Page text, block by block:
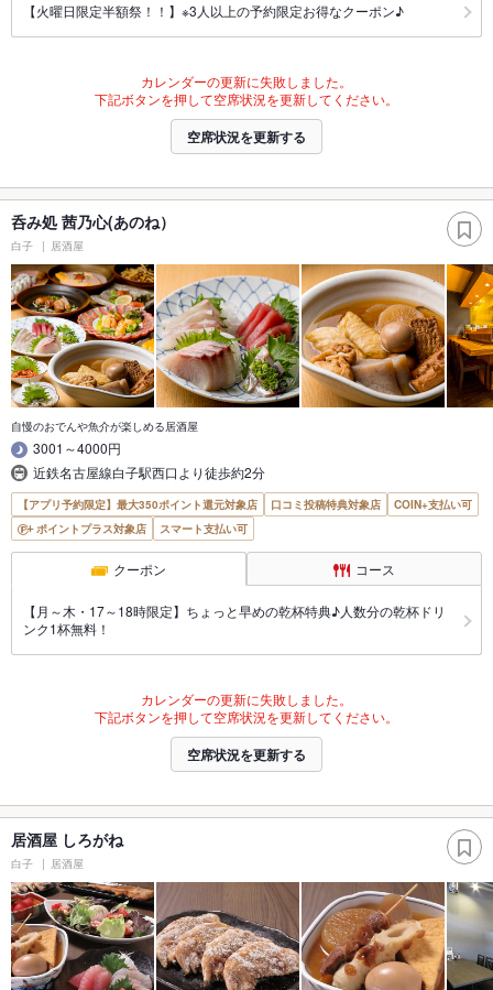
【火曜日限定半額祭！！】※3人以上の予約限定お得なクーポン♪
カレンダーの更新に失敗しました。
下記ボタンを押して空席状況を更新してください。
空席状況を更新する
呑み処 茜乃心(あのね）
白子 居酒屋
自慢のおでんや魚介が楽しめる居酒屋
3001～4000円
近鉄名古屋線白子駅西口より徒歩約2分
【アプリ予約限定】最大350ポイント還元対象店 口コミ投稿特典対象店
COIN+支払い可
ポイントプラス対象店
スマート支払い可
クーポン コース
【月～木・17～18時限定】ちょっと早めの乾杯特典♪人数分の乾杯ドリ
ンク1杯無料！
カレンダーの更新に失敗しました。
下記ボタンを押して空席状況を更新してください。
空席状況を更新する
居酒屋 しろがね
白子 居酒屋